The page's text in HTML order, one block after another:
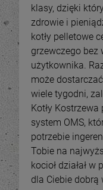
-
klasy, dzięki
zdrowie i
kotły pelletowe
grzewczego bez
użytkownika.
może
wiele tygodni,
Kotły
system OMS,
potrzebie
Tobie na
kocioł działał
dla Ciebie dobrą